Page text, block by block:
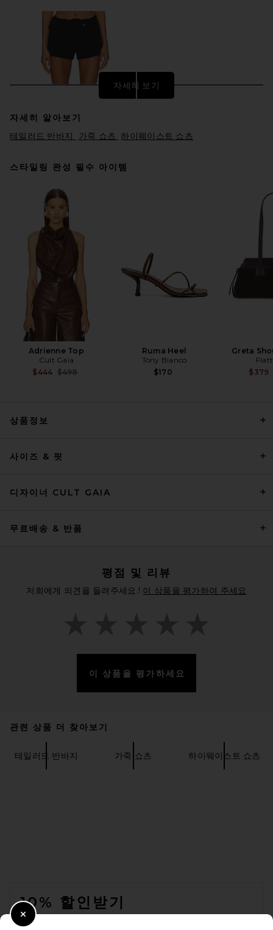
Cult Gaia Britt Short in Black
Cult Gaia
Suede
THE ATTICO Zebra Mini Short
자세히 보기
자세히 알아보기
테일러드 반바지
가죽 쇼츠 하이웨이스트 쇼츠
스타일링 완성 필수 아이템
Adrienne Top
Cult Gaia
$444 Previous price:
$498
Ruma Heel
Tony Bianco
$170
Greta
$379
상품정보
사이즈 & 핏
디자이너 CULT GAIA
무료배송 & 반품
평점 및 리뷰
저희에게 의견을 들려주세요.! 이 상품을 평가하여 주세요
이 상품을 평가하세요
관련 상품 더 찾아보기
테일러드 반바지 가죽 쇼츠 하이웨이스트 쇼츠
10% 할인받기
이메일을 제출하여 뉴스레터를 구독하실 수 있습니다. 언제든지 수신 거
Close Modal